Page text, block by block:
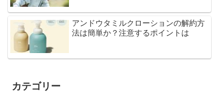
アンドウタミルクローションの解約方
法は簡単か？注意するポイントは
カテゴリー